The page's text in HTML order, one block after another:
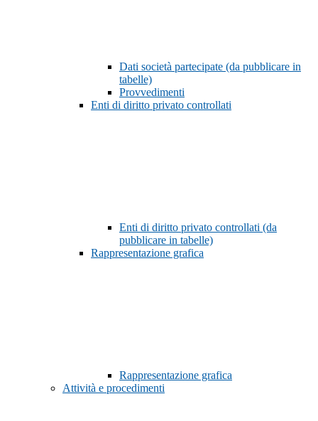
Dati società partecipate (da pubblicare in
tabelle)
Provvedimenti
Enti di diritto privato controllati
Enti di diritto privato controllati (da
pubblicare in tabelle)
Rappresentazione grafica
Rappresentazione grafica
Attività e procedimenti